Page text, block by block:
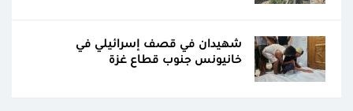
شهيدان في قصف إسرائيلي في
خانيونس جنوب قطاع غزة